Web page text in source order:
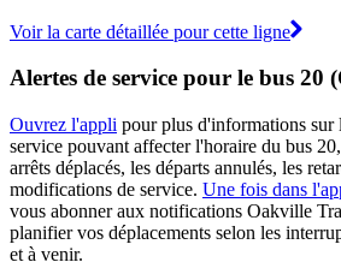
Voir la carte détaillée pour cette ligne
Alertes de service pour le bus 20
Ouvrez l'appli pour plus d'informations sur
service pouvant affecter l'horaire du bus
arrêts déplacés, les départs annulés, les
modifications de service. Une fois dans
vous abonner aux notifications Oakville
planifier vos déplacements selon les
et à venir.